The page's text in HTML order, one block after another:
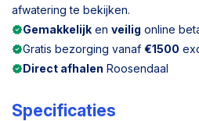
afwatering te bekijken.
Gemakkelijk en veilig online
Gratis bezorging vanaf €1500
Direct afhalen Roosendaal
Specificaties